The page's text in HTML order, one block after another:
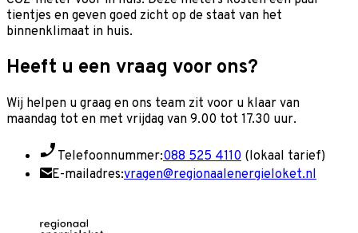
tientjes en geven goed zicht op de staat van het
binnenklimaat in huis.
Heeft u een vraag voor ons?
Wij helpen u graag en ons team zit voor u klaar van
maandag tot en met vrijdag van 9.00 tot 17.30 uur.
Telefoonnummer:088 525 4110 (lokaal tarief)
E-mailadres:vragen@regionaalenergieloket.nl